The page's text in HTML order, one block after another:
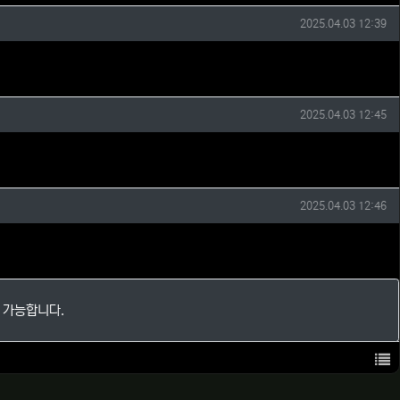
작성일
2025.04.03 12:39
작성일
2025.04.03 12:45
작성일
2025.04.03 12:46
능합니다.